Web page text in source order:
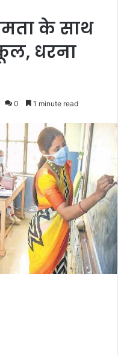
के साथ
धरना
0 1 minute read